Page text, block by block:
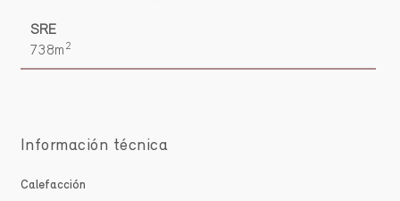
SRE
738m 2
Información técnica
Calefacción